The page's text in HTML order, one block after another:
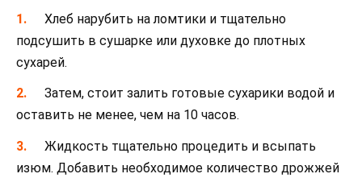
Хлеб нарубить на ломтики и тщательно
подсушить в сушарке или духовке до плотных
сухарей.
Затем, стоит залить готовые сухарики водой и
оставить не менее, чем на 10 часов.
Жидкость тщательно процедить и всыпать
изюм. Добавить необходимое количество дрожжей